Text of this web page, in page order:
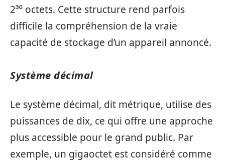
2³⁰ octets. Cette structure rend parfois
difficile la compréhension de la vraie
capacité de stockage d’un appareil annoncé.
Système décimal
Le système décimal, dit métrique, utilise des
puissances de dix, ce qui offre une approche
plus accessible pour le grand public. Par
exemple, un gigaoctet est considéré comme